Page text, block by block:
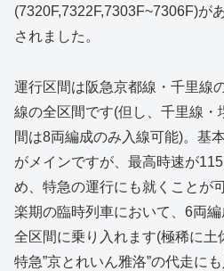
(7320F,7322F,7303F~7306F)が
されました。
運行区間は阪急京都線・千里線
線の全区間です(但し、千里線・
間は8両編成のみ入線可能)。基
がメインですが、最高時速が
め、特急の運行にも就くことが
楽期の臨時列車において、6両
全区間に乗り入れます(極稀に土
特急”京とれいん雅洛”の代走にも